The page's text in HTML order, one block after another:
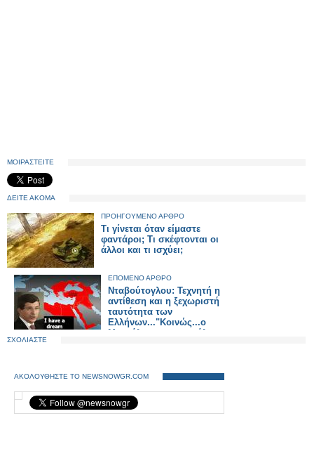
ΜΟΙΡΑΣΤΕΙΤΕ
ΔΕΙΤΕ ΑΚΟΜΑ
ΠΡΟΗΓΟΥΜΕΝΟ ΑΡΘΡΟ
Τι γίνεται όταν είμαστε
φαντάροι; Τι σκέφτονται οι
άλλοι και τι ισχύει;
ΕΠΟΜΕΝΟ ΑΡΘΡΟ
Νταβούτογλου: Τεχνητή η
αντίθεση και η ξεχωριστή
ταυτότητα των
Ελλήνων..."Κοινώς...ο
Μογγόλος,μας αποκάλεσε
ΣΧΟΛΙΑΣΤΕ
ΑΚΟΛΟΥΘΗΣΤΕ ΤΟ NEWSNOWGR.COM